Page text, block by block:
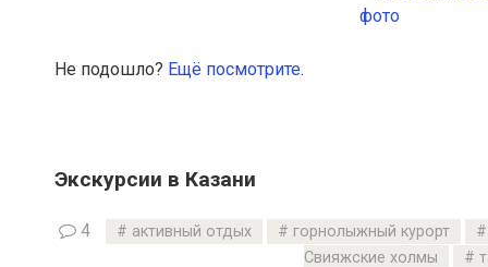
Не подошло? Ещё посмотрите.
Экскурсии в Казани
4 активный отдых
горнолыжный курорт
Свияжские холмы